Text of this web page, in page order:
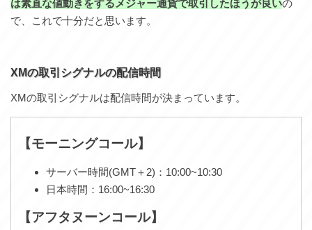
は素直な値動きをするメジャー通貨で取引したほうが良いの
で、これで十分だと思います。
XMの取引シグナルの配信時間
XMの取引シグナルは配信時間が決まっています。
【モーニングコール】
サーバー時間(GMT＋2)：10:00~10:30
日本時間：16:00~16:30
【アフタヌーンコール】